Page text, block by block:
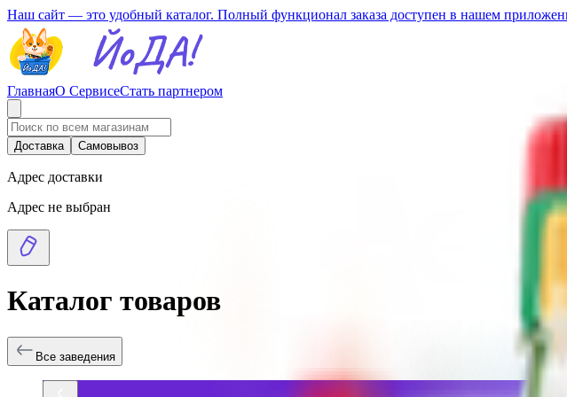
Наш сайт — это удобный каталог. Полный функционал заказа доступен в нашем
ГлавнаяО СервисеСтать партнером
Доставка Самовывоз
Адрес доставки
Адрес не выбран
Каталог товаров
Все заведения